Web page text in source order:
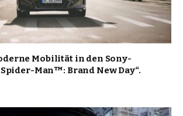
Mobilität in den Sony-
Man™: Brand New Day“.